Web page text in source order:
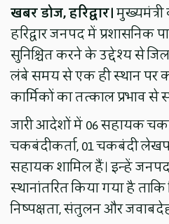
खबर डोज, हरिद्वार।
हरिद्वार जनपद में प्रशासनिक
सुनिश्चित करने के उद्देश्य से
लंबे समय से एक ही स्थान पर
कार्मिकों का तत्काल प्रभाव से
जारी आदेशों में 06 सहायक
चकबंदीकर्ता, 01 चकबंदी
सहायक शामिल हैं। इन्हें
स्थानांतरित किया गया है ताकि
निष्पक्षता, संतुलन और